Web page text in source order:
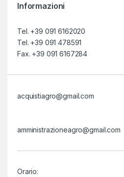
Informazioni
Tel. +39 091 6162020
Tel. +39 091 478591
Fax. +39 091 6167284
acquistiagro@gmail.com
amministrazioneagro@gmail.com
Orario: